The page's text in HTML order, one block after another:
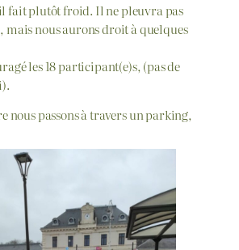
il fait plutôt froid. Il ne pleuvra pas
nous aurons droit à quelques
les 18 participant(e)s, (pas de
nous passons à travers un parking,